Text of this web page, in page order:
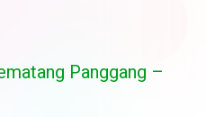
Panggang –